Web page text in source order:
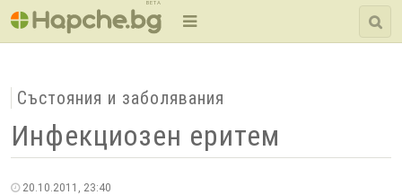
BETA
Състояния и заболявания
Инфекциозен еритем
20.10.2011, 23:40